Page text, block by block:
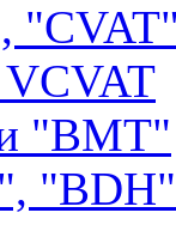
"BMT"
"BDH"